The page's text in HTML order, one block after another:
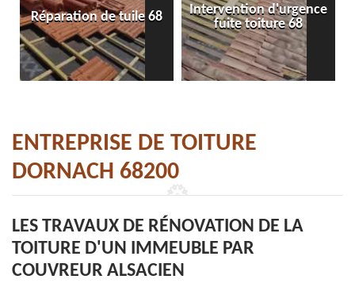
Réparation de tuile 68
Intervention d'urgence
fuite toiture 68
ENTREPRISE DE TOITURE
DORNACH 68200
LES TRAVAUX DE RÉNOVATION DE LA
TOITURE D'UN IMMEUBLE PAR
COUVREUR ALSACIEN